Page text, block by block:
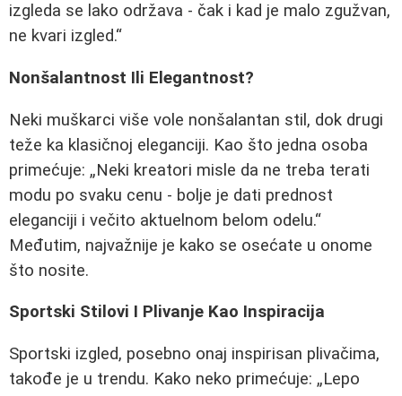
izgleda se lako održava - čak i kad je malo zgužvan,
ne kvari izgled.
Nonšalantnost Ili Elegantnost?
Neki muškarci više vole nonšalantan stil, dok drugi
teže ka klasičnoj eleganciji. Kao što jedna osoba
primećuje:
Neki kreatori misle da ne treba terati
modu po svaku cenu - bolje je dati prednost
eleganciji i večito aktuelnom belom odelu.
Međutim, najvažnije je kako se osećate u onome
što nosite.
Sportski Stilovi I Plivanje Kao Inspiracija
Sportski izgled, posebno onaj inspirisan plivačima,
takođe je u trendu. Kako neko primećuje:
Lepo